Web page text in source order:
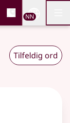
og
NN
Tilfeldig ord